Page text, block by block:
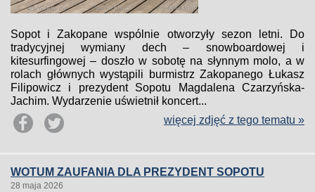
Sopot i Zakopane wspólnie otworzyły sezon letni. Do
tradycyjnej wymiany dech – snowboardowej i
kitesurfingowej – doszło w sobotę na słynnym molo, a w
rolach głównych wystąpili burmistrz Zakopanego Łukasz
Filipowicz i prezydent Sopotu Magdalena Czarzyńska-
Jachim. Wydarzenie uświetnił koncert...
więcej zdjęć z tego tematu »
WOTUM ZAUFANIA DLA PREZYDENT SOPOTU
28 maja 2026